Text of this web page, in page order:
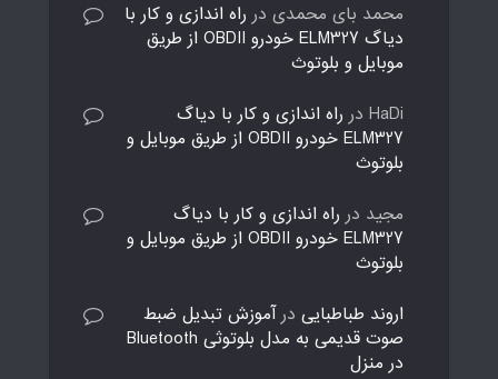
محمد بای محمدی در راه اندازی و کار با
دیاگ ELM327 خودرو OBDII از طریق
موبایل و بلوتوث
HaDi در راه اندازی و کار با دیاگ
ELM327 خودرو OBDII از طریق موبایل و
بلوتوث
مجید در راه اندازی و کار با دیاگ
ELM327 خودرو OBDII از طریق موبایل و
بلوتوث
اروند طباطبایی در آموزش تبدیل ضبط
صوت قدیمی به مدل بلوتوثی Bluetooth
در منزل